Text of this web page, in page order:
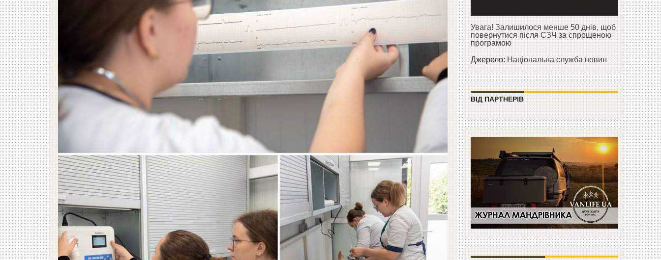
Увага! Залишилося менше 50 днів, щоб
повернутися після СЗЧ за спрощеною
програмою
Джерело:Національна служба новин
ВІД ПАРТНЕРІВ